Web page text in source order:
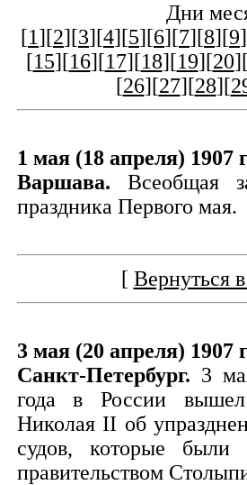
Дни
[1][2][3][4][5][6][7][8][9
[15][16][17][18][19][20][
[26][27][28][
1 мая (18 апреля) 1907
Варшава. Всеобщая
праздника Первого мая.
[ Вернуться
3 мая (20 апреля) 1907
Санкт-Петербург. 3
года в России
Николая II об
судов, которые были
правительством